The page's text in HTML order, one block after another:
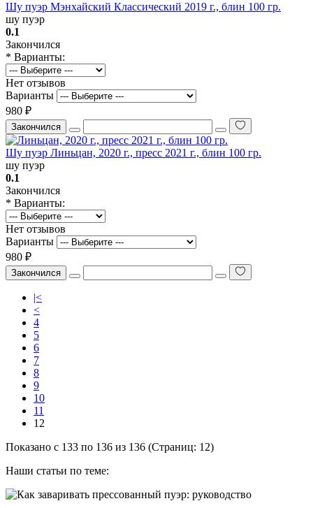
Шу пуэр Мэнхайский Классический 2019 г., блин 100 гр.
шу пуэр
0.1
Закончился
* Варианты:
Нет отзывов
Варианты
980 ₽
Закончился
Шу пуэр Линьцан, 2020 г., пресс 2021 г., блин 100 гр.
шу пуэр
0.1
Закончился
* Варианты:
Нет отзывов
Варианты
980 ₽
Закончился
|<
<
4
5
6
7
8
9
10
11
12
Показано с 133 по 136 из 136 (Страниц: 12)
Наши статьи по теме: